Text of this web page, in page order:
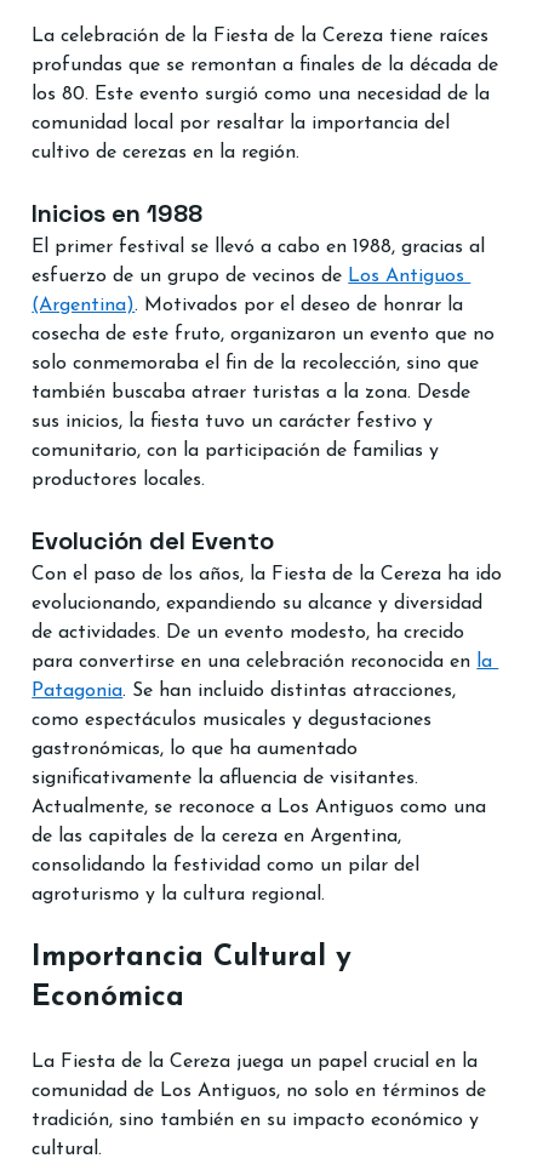
La celebración de la Fiesta de la Cereza tiene raíces
profundas que se remontan a finales de la década de
los 80. Este evento surgió como una necesidad de la
comunidad local por resaltar la importancia del
cultivo de cerezas en la región.
Inicios en 1988
El primer festival se llevó a cabo en 1988, gracias al
esfuerzo de un grupo de vecinos de Los Antiguos
(Argentina). Motivados por el deseo de honrar la
cosecha de este fruto, organizaron un evento que no
solo conmemoraba el fin de la recolección, sino que
también buscaba atraer turistas a la zona. Desde
sus inicios, la fiesta tuvo un carácter festivo y
comunitario, con la participación de familias y
productores locales.
Evolución del Evento
Con el paso de los años, la Fiesta de la Cereza ha ido
evolucionando, expandiendo su alcance y diversidad
de actividades. De un evento modesto, ha crecido
para convertirse en una celebración reconocida en la
Patagonia. Se han incluido distintas atracciones,
como espectáculos musicales y degustaciones
gastronómicas, lo que ha aumentado
significativamente la afluencia de visitantes.
Actualmente, se reconoce a Los Antiguos como una
de las capitales de la cereza en Argentina,
consolidando la festividad como un pilar del
agroturismo y la cultura regional.
Importancia Cultural y
Económica
La Fiesta de la Cereza juega un papel crucial en la
comunidad de Los Antiguos, no solo en términos de
tradición, sino también en su impacto económico y
cultural.